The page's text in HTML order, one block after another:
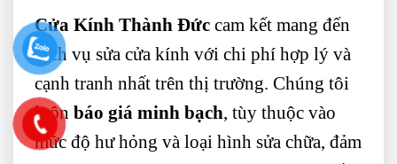
Cửa Kính Thành Đức cam kết mang đến
dịch vụ sửa cửa kính với chi phí hợp lý và
cạnh tranh nhất trên thị trường. Chúng tôi
luôn báo giá minh bạch, tùy thuộc vào
mức độ hư hỏng và loại hình sửa chữa, đảm